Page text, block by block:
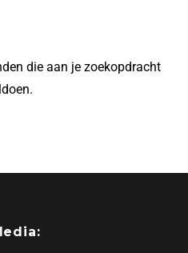
die aan je zoekopdracht